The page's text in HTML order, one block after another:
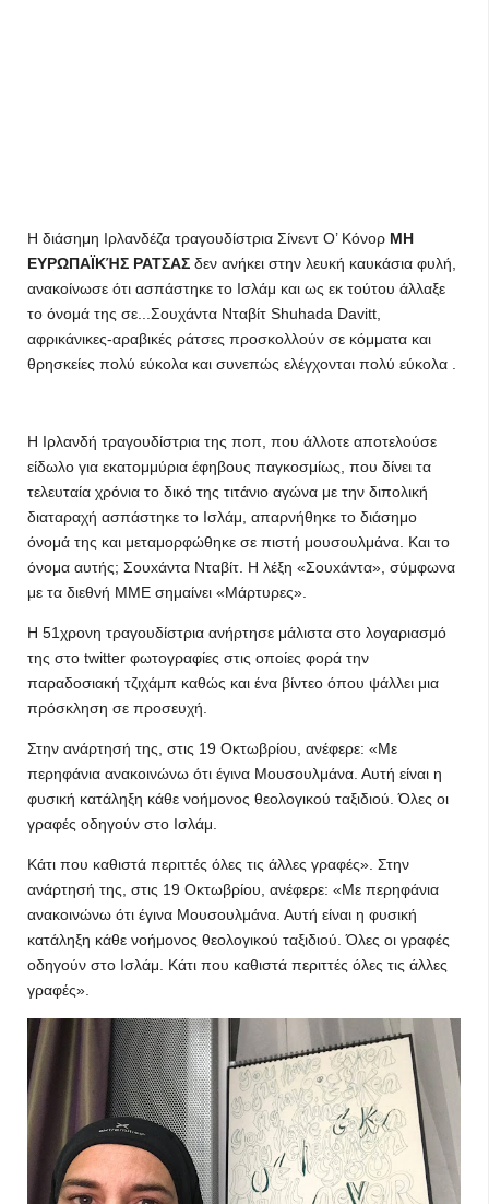
Η διάσημη Ιρλανδέζα τραγουδίστρια Σίνεντ Ο’ Κόνορ ΜΗ
ΕΥΡΩΠΑΪΚΉΣ ΡΑΤΣΑΣ δεν ανήκει στην λευκή καυκάσια φυλή,
ανακοίνωσε ότι ασπάστηκε το Ισλάμ και ως εκ τούτου άλλαξε
το όνομά της σε...Σουχάντα Νταβίτ Shuhada Davitt,
αφρικάνικες-αραβικές ράτσες προσκολλούν σε κόμματα και
θρησκείες πολύ εύκολα και συνεπώς ελέγχονται πολύ εύκολα .
Η Ιρλανδή τραγουδίστρια της ποπ, που άλλοτε αποτελούσε
είδωλο για εκατομμύρια έφηβους παγκοσμίως, που δίνει τα
τελευταία χρόνια το δικό της τιτάνιο αγώνα με την διπολική
διαταραχή ασπάστηκε το Ισλάμ, απαρνήθηκε το διάσημο
όνομά της και μεταμορφώθηκε σε πιστή μουσουλμάνα. Και το
όνομα αυτής; Σουxάντα Νταβίτ. Η λέξη «Σουxάντα», σύμφωνα
με τα διεθνή ΜΜΕ σημαίνει «Μάρτυρες».
Η 51χρονη τραγουδίστρια ανήρτησε μάλιστα στο λογαριασμό
της στο twitter φωτογραφίες στις οποίες φορά την
παραδοσιακή τζιχάμπ καθώς και ένα βίντεο όπου ψάλλει μια
πρόσκληση σε προσευχή.
Στην ανάρτησή της, στις 19 Οκτωβρίου, ανέφερε: «Με
περηφάνια ανακοινώνω ότι έγινα Μουσουλμάνα. Αυτή είναι η
φυσική κατάληξη κάθε νοήμονος θεολογικού ταξιδιού. Όλες οι
γραφές οδηγούν στο Ισλάμ.
Κάτι που καθιστά περιττές όλες τις άλλες γραφές». Στην
ανάρτησή της, στις 19 Οκτωβρίου, ανέφερε: «Με περηφάνια
ανακοινώνω ότι έγινα Μουσουλμάνα. Αυτή είναι η φυσική
κατάληξη κάθε νοήμονος θεολογικού ταξιδιού. Όλες οι γραφές
οδηγούν στο Ισλάμ. Κάτι που καθιστά περιττές όλες τις άλλες
γραφές».